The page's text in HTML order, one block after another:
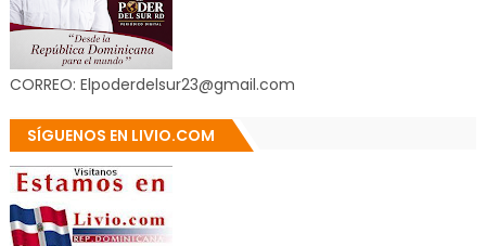
CORREO: Elpoderdelsur23@gmail.com
SÍGUENOS EN LIVIO.COM